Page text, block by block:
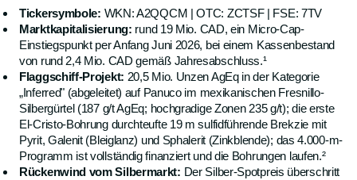
Tickersymbole: WKN: A2QQCM | OTC: ZCTSF | FSE: 7TV
Marktkapitalisierung: rund 19 Mio. CAD, ein Micro-Cap-
Einstiegspunkt per Anfang Juni 2026, bei einem Kassenbestand
von rund 2,4 Mio. CAD gemäß Jahresabschluss.¹
Flaggschiff-Projekt: 20,5 Mio. Unzen AgEq in der Kategorie
„Inferred" (abgeleitet) auf Panuco im mexikanischen Fresnillo-
Silbergürtel (187 g/t AgEq; hochgradige Zonen 235 g/t); die erste
El-Cristo-Bohrung durchteufte 19 m sulfidführende Brekzie mit
Pyrit, Galenit (Bleiglanz) und Sphalerit (Zinkblende); das 4.000-m-
Programm ist vollständig finanziert und die Bohrungen laufen.²
Rückenwind vom Silbermarkt: Der Silber-Spotpreis überschritt